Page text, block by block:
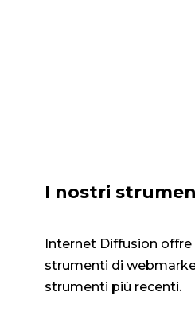
I nostri
Internet Diffusion offre
strumenti di
strumenti più recenti.